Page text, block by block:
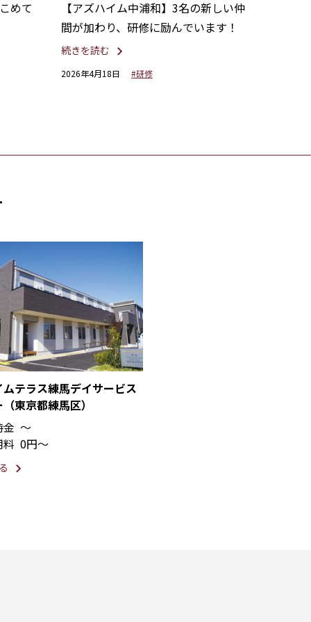
めて
【アズハイム中浦和】3名の新しい仲
間が加わり、研修に励んでいます！
続きを読む
2026年4月18日 #研修
テラス練馬デイサービス
東京都練馬区）
〜
0円〜